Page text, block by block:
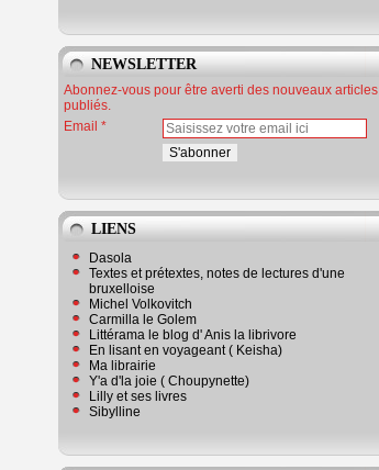
NEWSLETTER
Abonnez-vous pour être averti des nouveaux articles
publiés.
Email
LIENS
Dasola
Textes et prétextes, notes de lectures d'une
bruxelloise
Michel Volkovitch
Carmilla le Golem
Littérama le blog d' Anis la librivore
En lisant en voyageant ( Keisha)
Ma librairie
Y'a d'la joie ( Choupynette)
Lilly et ses livres
Sibylline